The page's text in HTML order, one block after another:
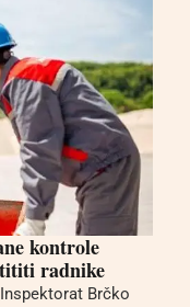
kontrole
radnike
Brčko